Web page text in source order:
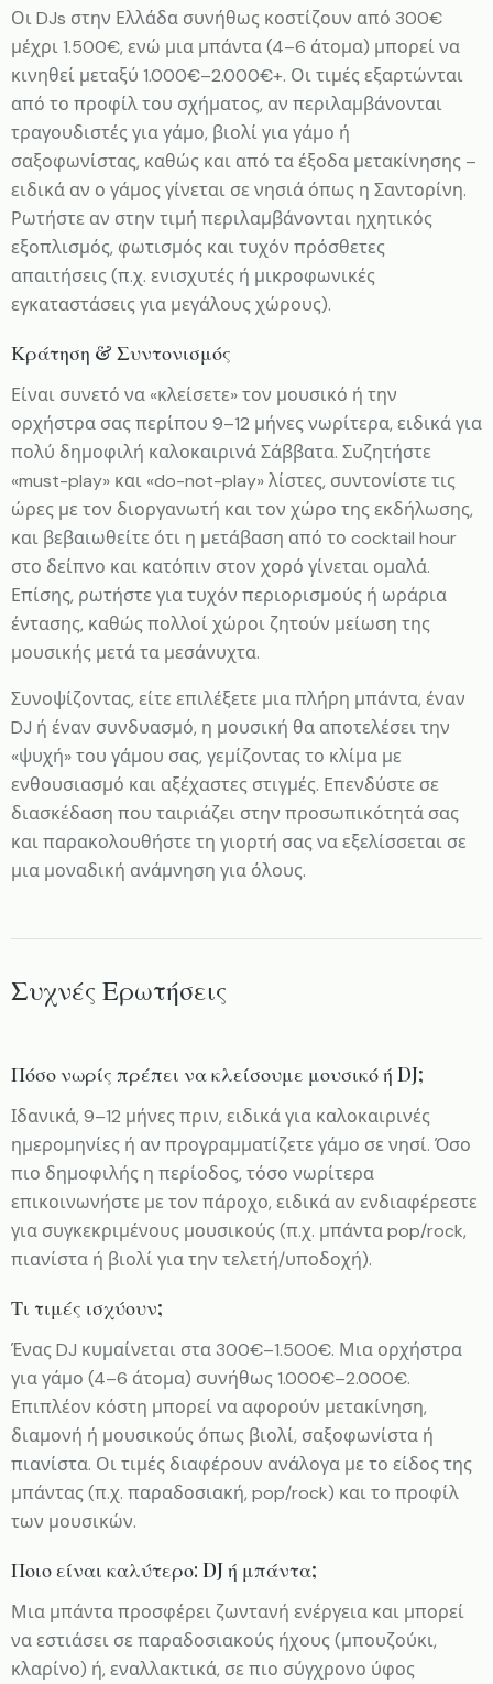
Οι DJs στην Ελλάδα συνήθως κοστίζουν από 300€
μέχρι 1.500€, ενώ μια μπάντα (4–6 άτομα) μπορεί να
κινηθεί μεταξύ 1.000€–2.000€+. Οι τιμές εξαρτώνται
από το προφίλ του σχήματος, αν περιλαμβάνονται
τραγουδιστές για γάμο, βιολί για γάμο ή
σαξοφωνίστας, καθώς και από τα έξοδα μετακίνησης –
ειδικά αν ο γάμος γίνεται σε νησιά όπως η Σαντορίνη.
Ρωτήστε αν στην τιμή περιλαμβάνονται ηχητικός
εξοπλισμός, φωτισμός και τυχόν πρόσθετες
απαιτήσεις (π.χ. ενισχυτές ή μικροφωνικές
εγκαταστάσεις για μεγάλους χώρους).
Κράτηση & Συντονισμός
Είναι συνετό να «κλείσετε» τον μουσικό ή την
ορχήστρα σας περίπου 9–12 μήνες νωρίτερα, ειδικά για
πολύ δημοφιλή καλοκαιρινά Σάββατα. Συζητήστε
«must-play» και «do-not-play» λίστες, συντονίστε τις
ώρες με τον διοργανωτή και τον χώρο της εκδήλωσης,
και βεβαιωθείτε ότι η μετάβαση από το cocktail hour
στο δείπνο και κατόπιν στον χορό γίνεται ομαλά.
Επίσης, ρωτήστε για τυχόν περιορισμούς ή ωράρια
έντασης, καθώς πολλοί χώροι ζητούν μείωση της
μουσικής μετά τα μεσάνυχτα.
Συνοψίζοντας, είτε επιλέξετε μια πλήρη μπάντα, έναν
DJ ή έναν συνδυασμό, η μουσική θα αποτελέσει την
«ψυχή» του γάμου σας, γεμίζοντας το κλίμα με
ενθουσιασμό και αξέχαστες στιγμές. Επενδύστε σε
διασκέδαση που ταιριάζει στην προσωπικότητά σας
και παρακολουθήστε τη γιορτή σας να εξελίσσεται σε
μια μοναδική ανάμνηση για όλους.
Συχνές Ερωτήσεις
Πόσο νωρίς πρέπει να κλείσουμε μουσικό ή DJ;
Ιδανικά, 9–12 μήνες πριν, ειδικά για καλοκαιρινές
ημερομηνίες ή αν προγραμματίζετε γάμο σε νησί. Όσο
πιο δημοφιλής η περίοδος, τόσο νωρίτερα
επικοινωνήστε με τον πάροχο, ειδικά αν ενδιαφέρεστε
για συγκεκριμένους μουσικούς (π.χ. μπάντα pop/rock,
πιανίστα ή βιολί για την τελετή/υποδοχή).
Τι τιμές ισχύουν;
Ένας DJ κυμαίνεται στα 300€–1.500€. Μια ορχήστρα
για γάμο (4–6 άτομα) συνήθως 1.000€–2.000€.
Επιπλέον κόστη μπορεί να αφορούν μετακίνηση,
διαμονή ή μουσικούς όπως βιολί, σαξοφωνίστα ή
πιανίστα. Οι τιμές διαφέρουν ανάλογα με το είδος της
μπάντας (π.χ. παραδοσιακή, pop/rock) και το προφίλ
των μουσικών.
Ποιο είναι καλύτερο: DJ ή μπάντα;
Μια μπάντα προσφέρει ζωντανή ενέργεια και μπορεί
να εστιάσει σε παραδοσιακούς ήχους (μπουζούκι,
κλαρίνο) ή, εναλλακτικά, σε πιο σύγχρονο ύφος